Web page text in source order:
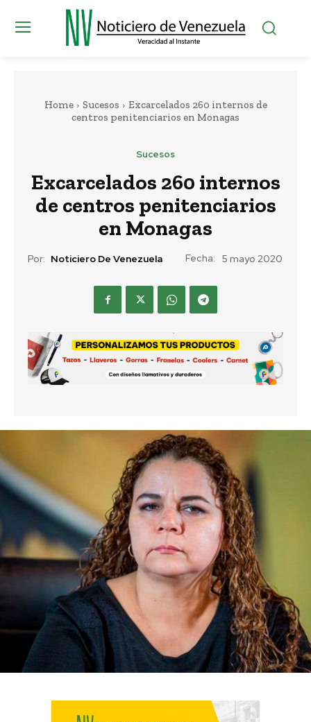
Home Sucesos
Excarcelados 260 internos de
centros penitenciarios en Monagas
Sucesos
Excarcelados 260 internos
de centros penitenciarios
en Monagas
Por: Noticiero De Venezuela Fecha: 5 mayo 2020